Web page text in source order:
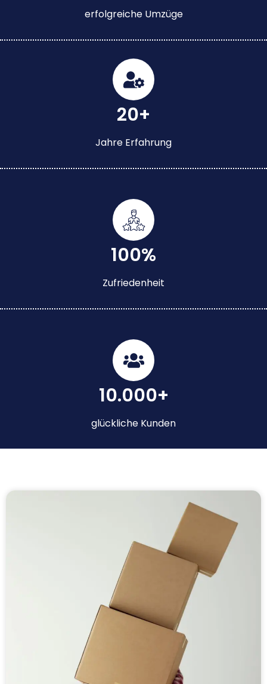
erfolgreiche Umzüge
20+
Jahre Erfahrung
100%
Zufriedenheit
10.000+
glückliche Kunden